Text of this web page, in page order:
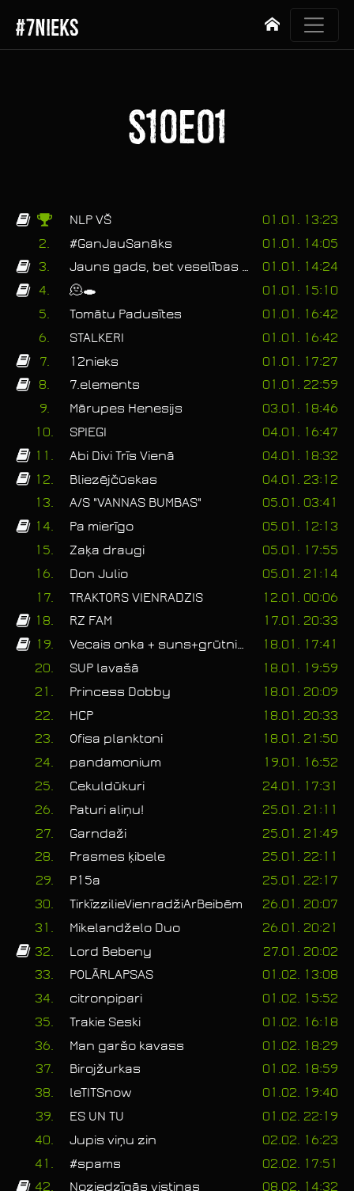
#7NIEKS Sākums
S10E01
NLP VŠ
01.01. 13:23
2.
#GanJauSanāks
01.01. 14:05
3.
Jauns gads, bet veselības problēmas turpinās.
01.01. 14:24
4.
🫠🕳
01.01. 15:10
5.
Tomātu Padusītes
01.01. 16:42
6.
STALKERI
01.01. 16:42
7.
12nieks
01.01. 17:27
8.
7.elements
01.01. 22:59
9.
Mārupes Henesijs
03.01. 18:46
10.
SPIEGI
04.01. 16:47
11.
Abi Divi Trīs Vienā
04.01. 18:32
12.
Bliezējčūskas
04.01. 23:12
13.
A/S "VANNAS BUMBAS"
05.01. 03:41
14.
Pa mierīgo
05.01. 12:13
15.
Zaķa draugi
05.01. 17:55
16.
Don Julio
05.01. 21:14
17.
TRAKTORS VIENRADZIS
12.01. 00:06
18.
RZ FAM
17.01. 20:33
19.
Vecais onka + suns+grūtniece vrb
18.01. 17:41
20.
SUP lavašā
18.01. 19:59
21.
Princess Dobby
18.01. 20:09
22.
HCP
18.01. 20:33
23.
Ofisa planktoni
18.01. 21:50
24.
pandamonium
19.01. 16:52
25.
Cekuldūkuri
24.01. 17:31
26.
Paturi aliņu!
25.01. 21:11
27.
Garndaži
25.01. 21:49
28.
Prasmes ķibele
25.01. 22:11
29.
P15a
25.01. 22:17
30.
TirkīzzilieVienradžiArBeibēm
26.01. 20:07
31.
Mikelandželo Duo
26.01. 20:21
32.
Lord Bebeny
27.01. 20:02
33.
POLĀRLAPSAS
01.02. 13:08
34.
citronpipari
01.02. 15:52
35.
Trakie Seski
01.02. 16:18
36.
Man garšo kavass
01.02. 18:29
37.
Birojžurkas
01.02. 18:59
38.
leTITSnow
01.02. 19:40
39.
ES UN TU
01.02. 22:19
40.
Jupis viņu zin
02.02. 16:23
41.
#spams
02.02. 17:51
42.
Noziedzīgās vistiņas
08.02. 14:32